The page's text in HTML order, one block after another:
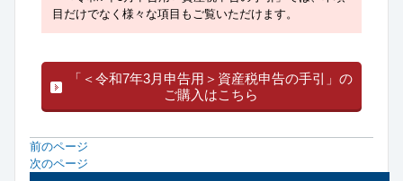
目だけでなく様々な項目もご覧いただけます。
「＜令和7年3月申告用＞資産税申告の手引」の
ご購入はこちら
前のページ
次のページ